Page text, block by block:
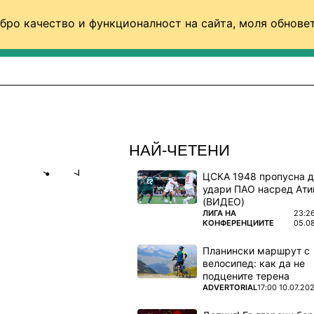
качество и функционалност на сайта, моля
НАЙ-ЧЕТЕНИ
ЦСКА 1948 пропусна
удари ПАО насред
(ВИДЕО)
ПОВЕЧЕ ОТ
ЛИГА НА
КОНФЕРЕНЦИИТЕ
Планински маршрут с
велосипед: как да не
подцените терена
ПОВЕЧЕ ОТ
ADVERTORIAL17:00